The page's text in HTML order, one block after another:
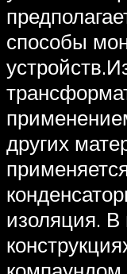
способы
других
изоляция. В